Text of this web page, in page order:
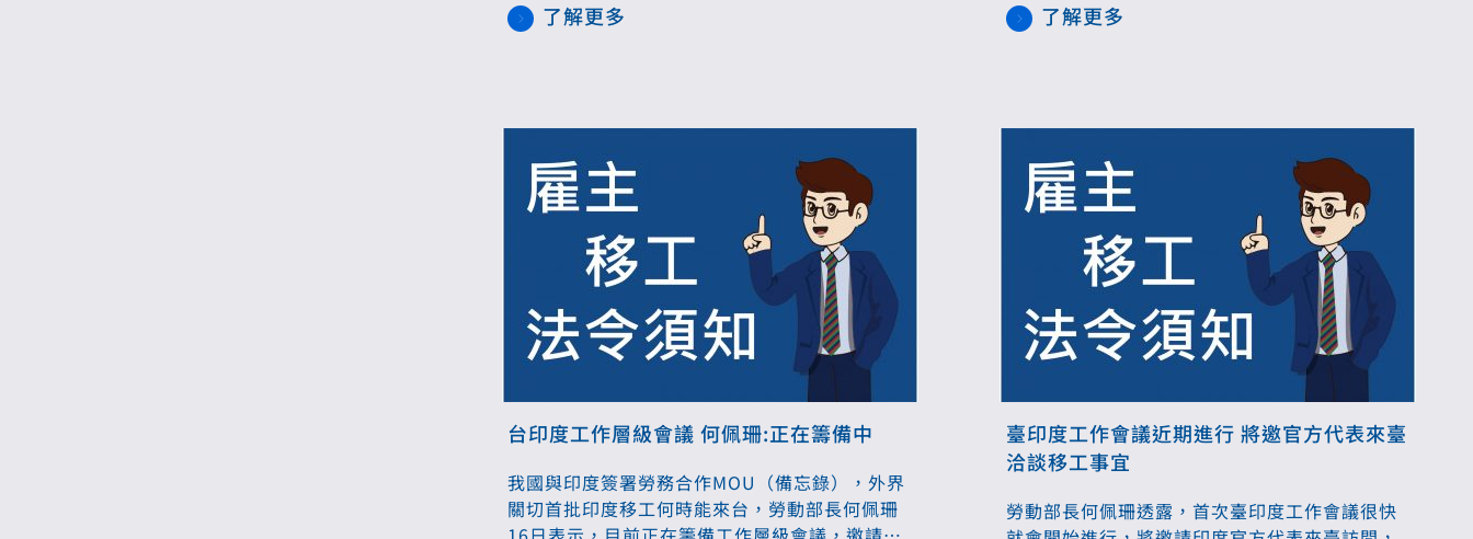
了解更多
等各界人士及當地領事團成員逾百人出席祝賀。
了解更多
台印度工作層級會議 何佩珊:正在籌備中
我國與印度簽署勞務合作MOU（備忘錄），外界
關切首批印度移工何時能來台，勞動部長何佩珊
臺印度工作會議近期進行 將邀官方代表來臺
洽談移工事宜
勞動部長何佩珊透露，首次臺印度工作會議很快